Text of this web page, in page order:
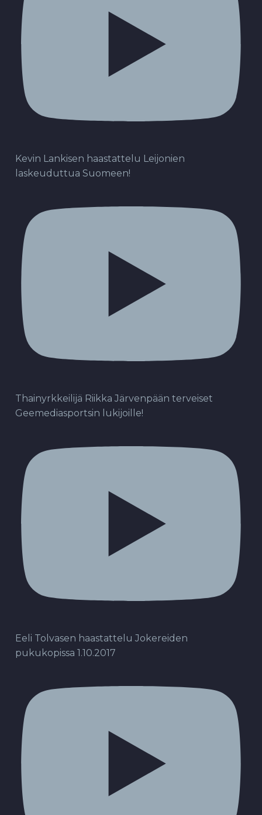
Kevin Lankisen haastattelu Leijonien
laskeuduttua Suomeen!
Thainyrkkeilijä Riikka Järvenpään terveiset
Geemediasportsin lukijoille!
Eeli Tolvasen haastattelu Jokereiden
pukukopissa 1.10.2017